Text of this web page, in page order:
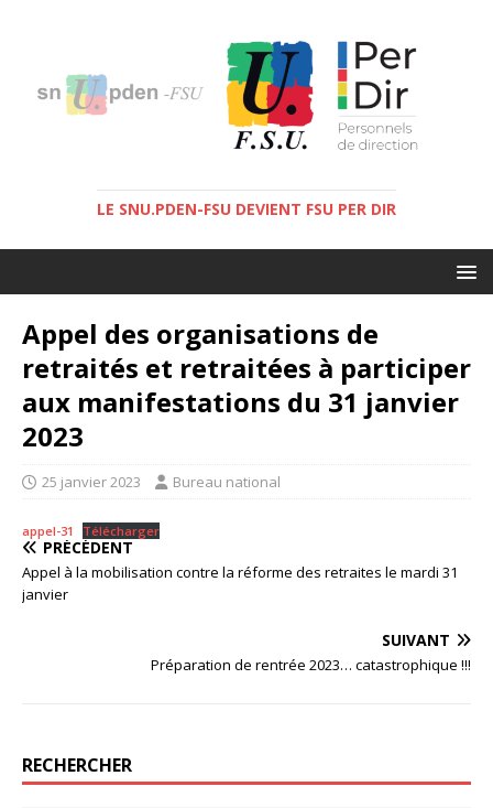
LE SNU.PDEN-FSU DEVIENT FSU PER DIR
Appel des organisations de
retraités et retraitées à participer
aux manifestations du 31 janvier
2023
25 janvier 2023 Bureau national
appel-31 Télécharger
PRÉCÉDENT
Appel à la mobilisation contre la réforme des retraites le mardi 31
janvier
SUIVANT
Préparation de rentrée 2023… catastrophique !!!
RECHERCHER